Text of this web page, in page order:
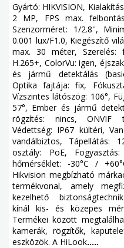
Gyártó: HIKVISION,
2 MP, FPS max.
Szenzorméret: 1/2.8'',
0.001 lux/F1.0, Kiegészítő
max. 30 méter, Szerelés:
H.265+, ColorVu: igen,
és jármű detektálás
Optika fajtája: fix,
Vízszintes látószög: 106°,
57°, Ember és jármű
rögzítés: nincs, ONVIF
Védettség: IP67 kültéri,
vandálbiztos, Tápellátás:
osztály: PoE,
hőmérséklet: -30°C /
Hikvision megbízható
termékvonal, amely
kezelhető
kínál kis- és közepes
Termékei között
kamerák, rögzítők,
eszközök. A HiLook.....